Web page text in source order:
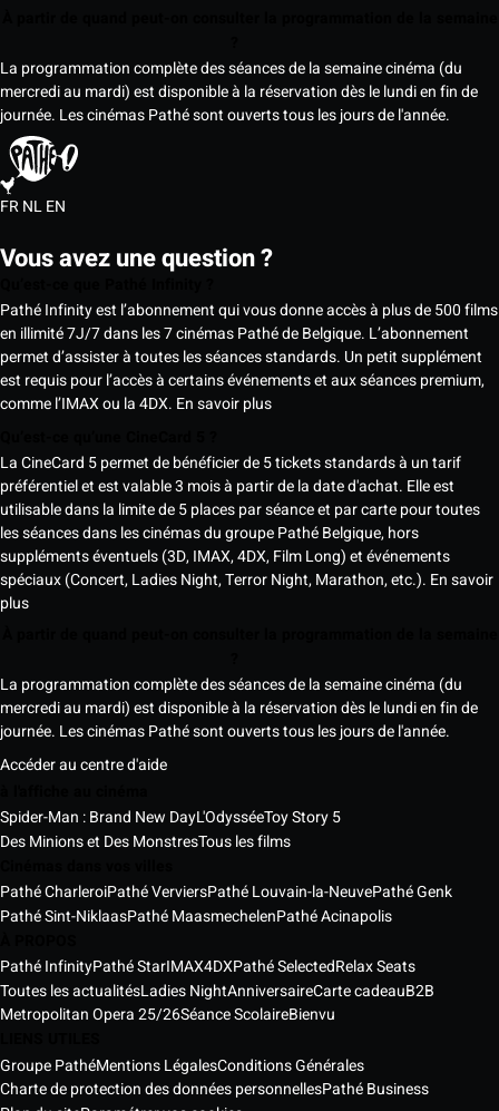
La programmation complète des séances de la semaine cinéma (du
mercredi au mardi) est disponible à la réservation dès le lundi en fin de
journée. Les cinémas Pathé sont ouverts tous les jours de l'année.
FRNLEN
Vous avez une question ?
Pathé Infinity est l’abonnement qui vous donne accès à plus de 500 films
en illimité 7J/7 dans les 7 cinémas Pathé de Belgique. L’abonnement
permet d’assister à toutes les séances standards. Un petit supplément
est requis pour l’accès à certains événements et aux séances premium,
comme l’IMAX ou la 4DX. En savoir plus
La CineCard 5 permet de bénéficier de 5 tickets standards à un tarif
préférentiel et est valable 3 mois à partir de la date d'achat. Elle est
utilisable dans la limite de 5 places par séance et par carte pour toutes
les séances dans les cinémas du groupe Pathé Belgique, hors
suppléments éventuels (3D, IMAX, 4DX, Film Long) et événements
spéciaux (Concert, Ladies Night, Terror Night, Marathon, etc.). En savoir
plus
La programmation complète des séances de la semaine cinéma (du
mercredi au mardi) est disponible à la réservation dès le lundi en fin de
journée. Les cinémas Pathé sont ouverts tous les jours de l'année.
Accéder au centre d'aide
Spider-Man : Brand New DayL'OdysséeToy Story 5
Des Minions et Des MonstresTous les films
Pathé CharleroiPathé VerviersPathé Louvain-la-NeuvePathé Genk
Pathé Sint-NiklaasPathé MaasmechelenPathé Acinapolis
Pathé InfinityPathé StarIMAX4DXPathé SelectedRelax Seats
Toutes les actualitésLadies NightAnniversaireCarte cadeauB2B
Metropolitan Opera 25/26Séance ScolaireBienvu
Groupe PathéMentions LégalesConditions Générales
Charte de protection des données personnellesPathé Business